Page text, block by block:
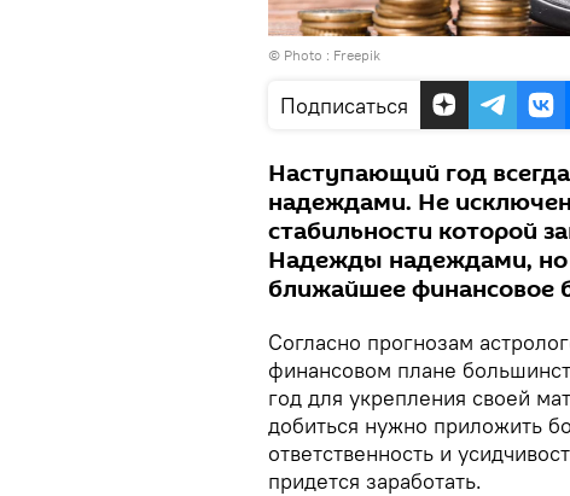
© Photo : Freepik
Подписаться
Наступающий год
надеждами. Не
стабильности которой
Надежды надеждами, но
ближайшее финансовое
Согласно прогнозам
финансовом плане
год для укрепления своей
добиться нужно приложить
ответственность и
придется заработать.